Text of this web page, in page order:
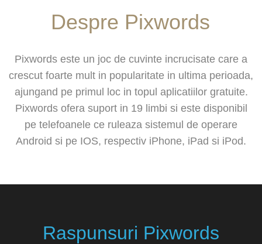
Despre Pixwords
Pixwords este un joc de cuvinte incrucisate care a
crescut foarte mult in popularitate in ultima perioada,
ajungand pe primul loc in topul aplicatiilor gratuite.
Pixwords ofera suport in 19 limbi si este disponibil
pe telefoanele ce ruleaza sistemul de operare
Android si pe IOS, respectiv iPhone, iPad si iPod.
Raspunsuri Pixwords